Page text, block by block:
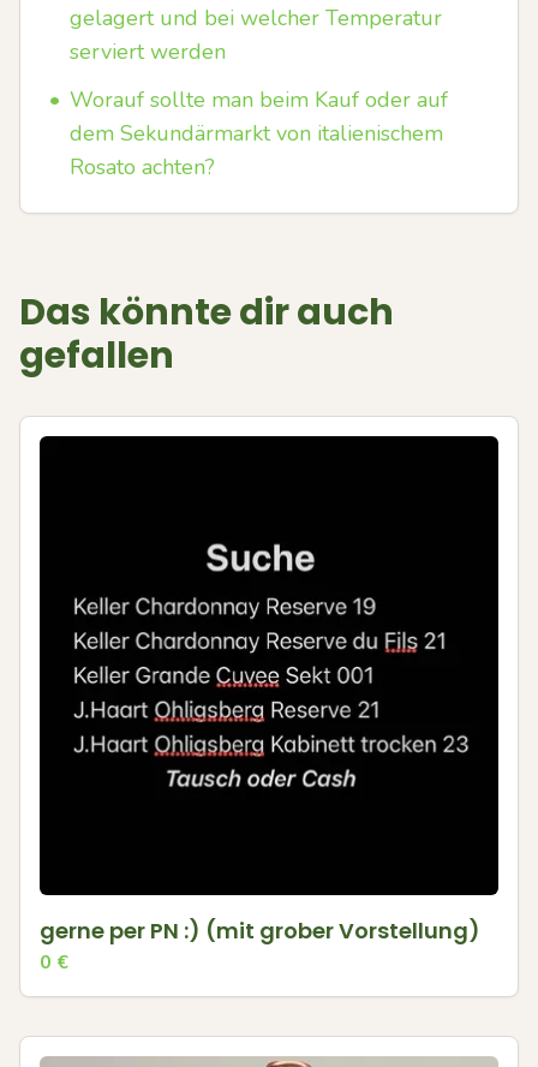
gelagert und bei welcher Temperatur
serviert werden
• Worauf sollte man beim Kauf oder auf
dem Sekundärmarkt von italienischem
Rosato achten?
Das könnte dir auch
gefallen
gerne per PN :) (mit grober Vorstellung)
0 €